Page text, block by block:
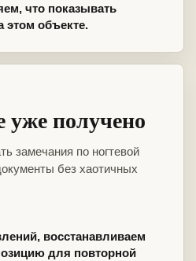
что показывать
этом объекте.
уже получено
замечания по ногтевой
без хаотичных
восстанавливаем
для повторной